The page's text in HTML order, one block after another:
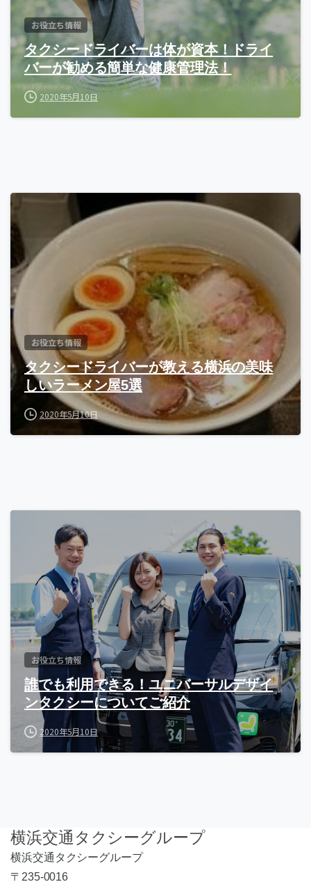
お役立ち情報
タクシードライバーは体が資本！ドライ
バーが勧める簡単な健康管理法！
2020年5月10日
お役立ち情報
タクシードライバーが教える横浜の美味
しいラーメン屋5選
2020年5月10日
お役立ち情報
誰でも利用できる！ユニバーサルデザイ
ンタクシーについてご紹介
2020年5月10日
横浜交通タクシーグループ
横浜交通タクシーグループ
〒235-0016